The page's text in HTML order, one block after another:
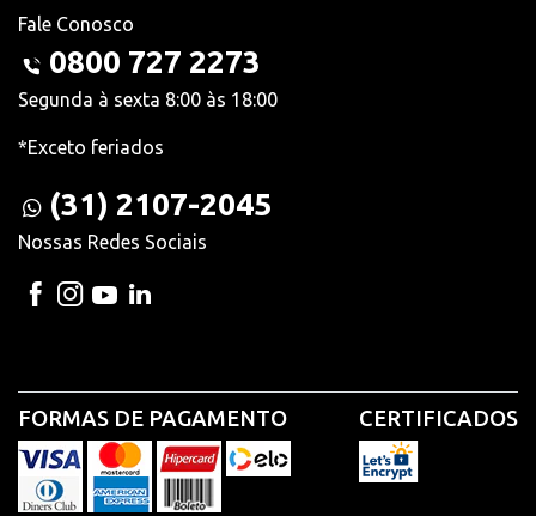
Fale Conosco
0800 727 2273
Segunda à sexta 8:00 às 18:00
*Exceto feriados
(31) 2107-2045
Nossas Redes Sociais
FORMAS DE PAGAMENTO CERTIFICADOS